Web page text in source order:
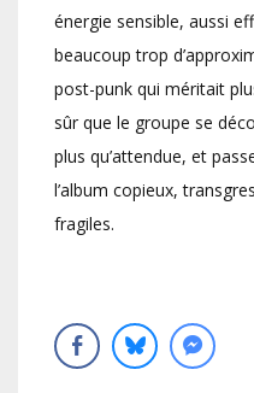
énergie sensible, aussi
beaucoup trop
post-punk qui méritait
sûr que le groupe se
plus qu’attendue, et
l’album copieux,
fragiles.